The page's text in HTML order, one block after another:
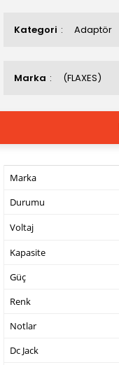
Kategori Adaptör
Marka (FLAXES)
Marka
Durumu
Voltaj
Kapasite
Güç
Renk
Notlar
Dc Jack